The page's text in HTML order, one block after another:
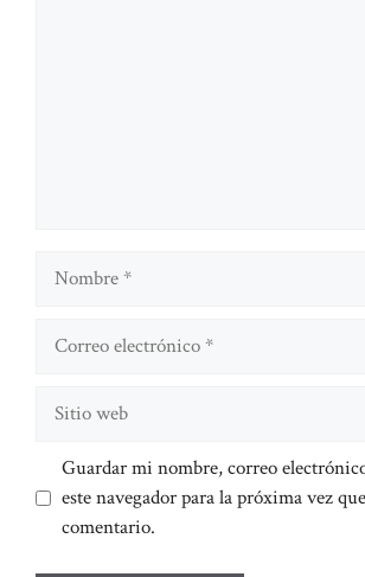
Nombre
Guardar mi nombre, correo
este navegador para la próxima vez
comentario.